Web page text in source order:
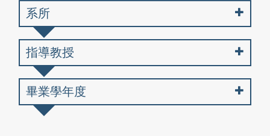
系所
指導教授
畢業學年度